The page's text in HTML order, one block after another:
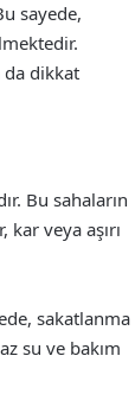
sayede,
da dikkat
Bu sahaların
veya aşırı
sakatlanma
su ve bakım